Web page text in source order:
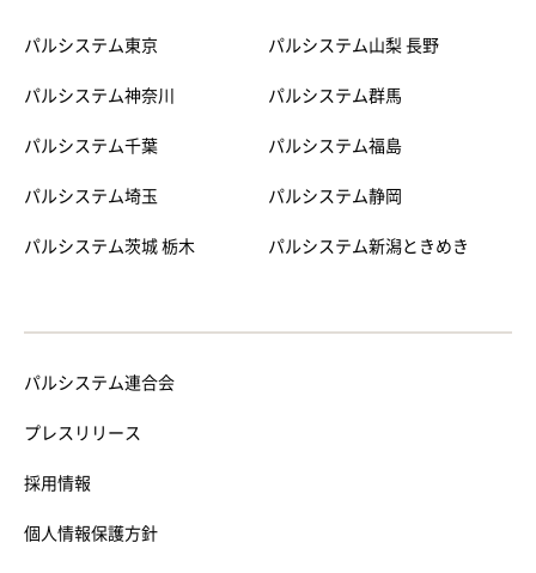
パルシステム東京
パルシステム神奈川
パルシステム千葉
パルシステム埼玉
パルシステム茨城 栃木
パルシステム山梨 長野
パルシステム群馬
パルシステム福島
パルシステム静岡
パルシステム新潟ときめき
パルシステム連合会
プレスリリース
採用情報
個人情報保護方針